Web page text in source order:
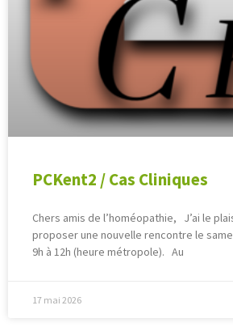
PCKent2 / Cas Cliniques
Chers amis de l’homéopathie, J’ai le
proposer une nouvelle rencontre le
9h à 12h (heure métropole). Au
17 mai 2026